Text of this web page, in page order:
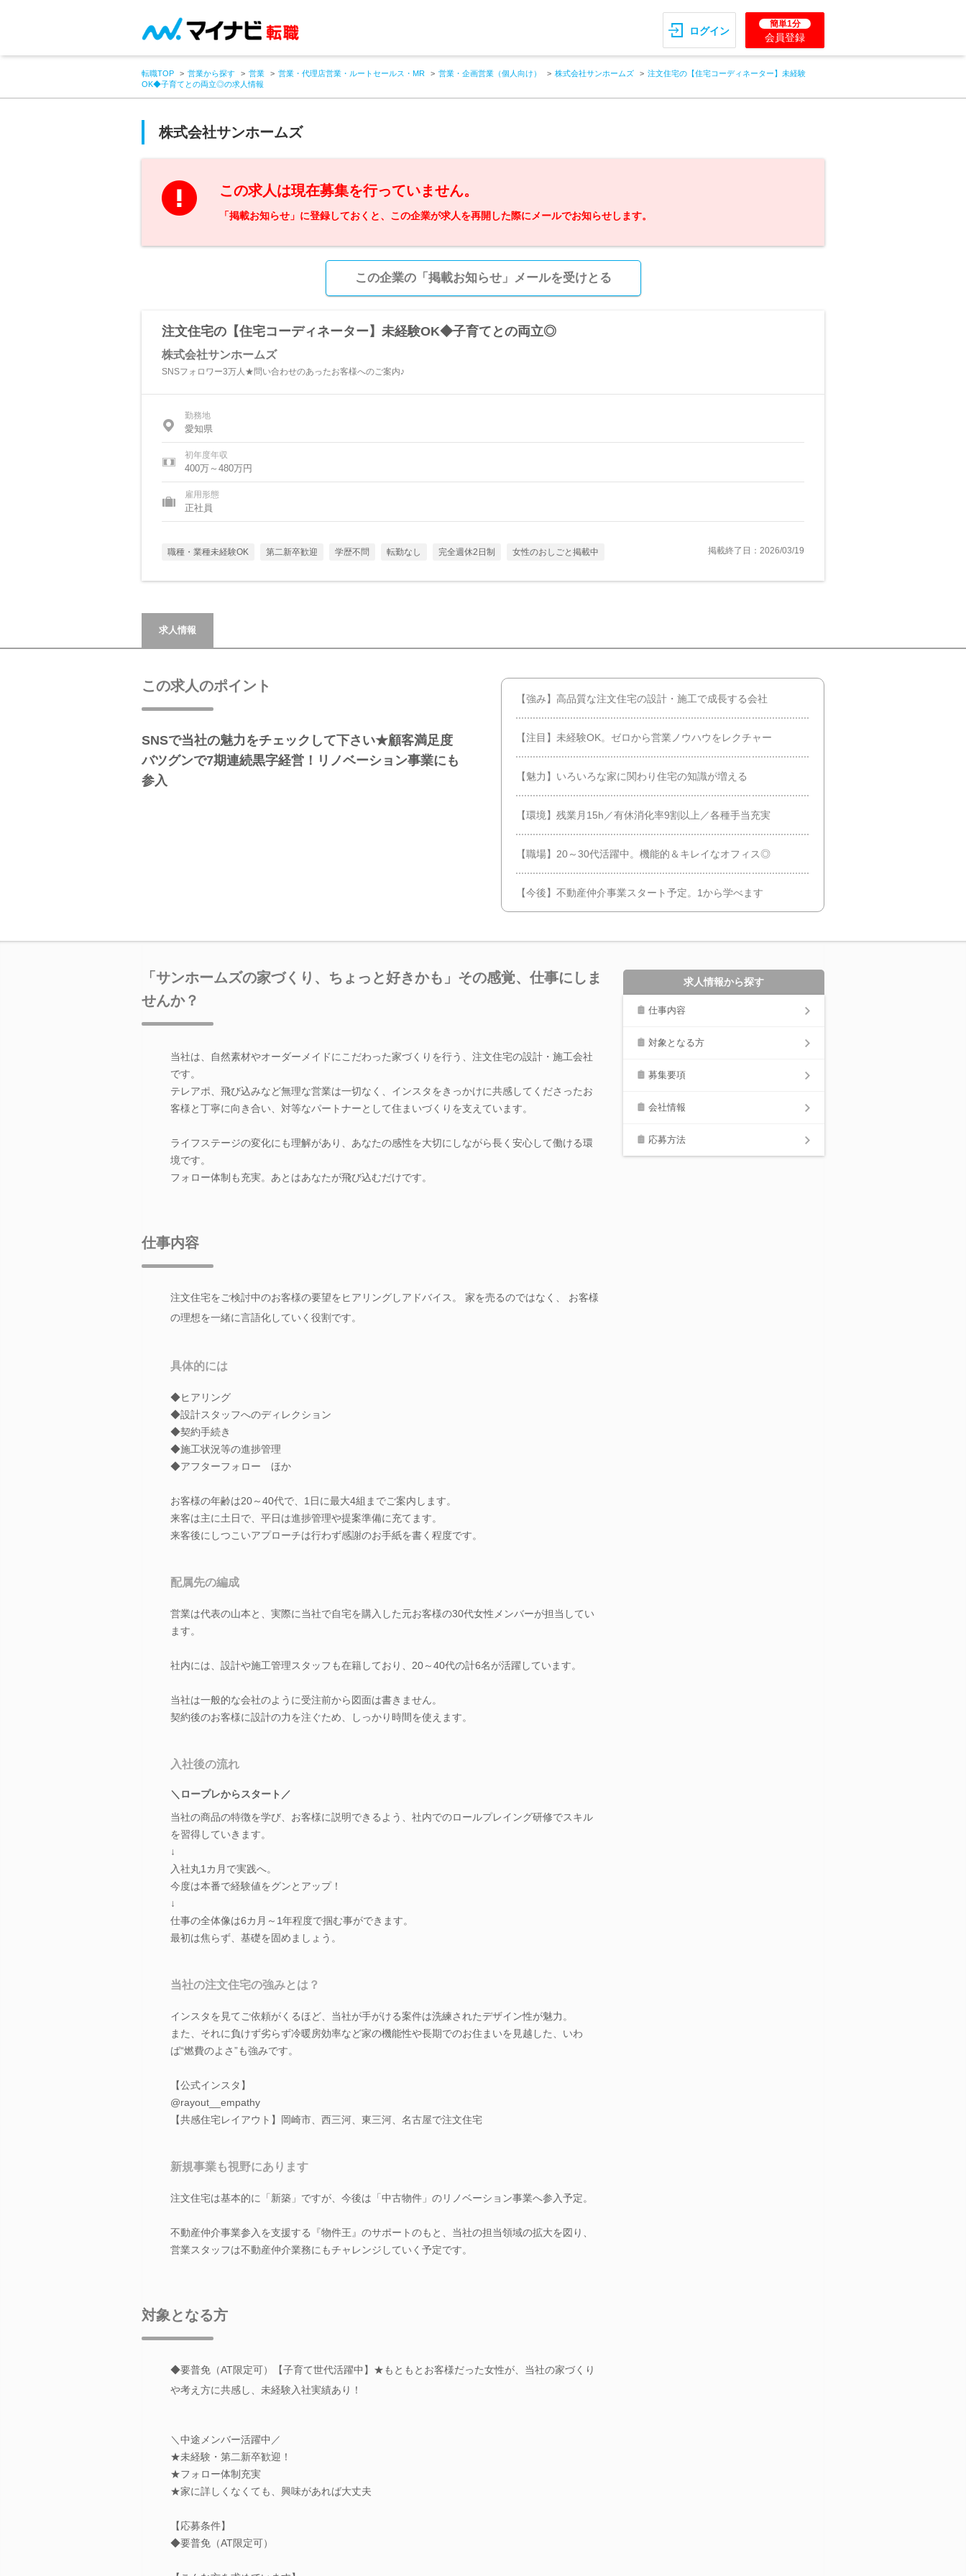
ログイン
簡単1分
会員登録
転職TOP 営業から探す 営業 営業・代理店営業・ルートセールス・MR 営業・企画営業（個人向け） 株式会社サンホームズ
注文住宅の【住宅コーディネーター】未経験
OK◆子育てとの両立◎の求人情報
株式会社サンホームズ
この求人は現在募集を行っていません。
「掲載お知らせ」に登録しておくと、この企業が求人を再開した際にメールでお知らせします。
この企業の「掲載お知らせ」メールを受けとる
注文住宅の【住宅コーディネーター】未経験OK◆子育てとの両立◎
株式会社サンホームズ
SNSフォロワー3万人★問い合わせのあったお客様へのご案内♪
勤務地
愛知県
初年度年収
400万～480万円
雇用形態
正社員
職種・業種未経験OK 第二新卒歓迎 学歴不問 転勤なし 完全週休2日制 女性のおしごと掲載中 掲載終了日：2026/03/19
求人情報
この求人のポイント
SNSで当社の魅力をチェックして下さい★顧客満足度
バツグンで7期連続黒字経営！リノベーション事業にも
参入
【強み】高品質な注文住宅の設計・施工で成長する会社
【注目】未経験OK。ゼロから営業ノウハウをレクチャー
【魅力】いろいろな家に関わり住宅の知識が増える
【環境】残業月15h／有休消化率9割以上／各種手当充実
【職場】20～30代活躍中。機能的＆キレイなオフィス◎
【今後】不動産仲介事業スタート予定。1から学べます
「サンホームズの家づくり、ちょっと好きかも」その感覚、仕事にしま
せんか？
当社は、自然素材やオーダーメイドにこだわった家づくりを行う、注文住宅の設計・施工会社
です。
テレアポ、飛び込みなど無理な営業は一切なく、インスタをきっかけに共感してくださったお
客様と丁寧に向き合い、対等なパートナーとして住まいづくりを支えています。
ライフステージの変化にも理解があり、あなたの感性を大切にしながら長く安心して働ける環
境です。
フォロー体制も充実。あとはあなたが飛び込むだけです。
仕事内容
注文住宅をご検討中のお客様の要望をヒアリングしアドバイス。 家を売るのではなく、 お客様
の理想を一緒に言語化していく役割です。
具体的には
◆ヒアリング
◆設計スタッフへのディレクション
◆契約手続き
◆施工状況等の進捗管理
◆アフターフォロー ほか
お客様の年齢は20～40代で、1日に最大4組までご案内します。
来客は主に土日で、平日は進捗管理や提案準備に充てます。
来客後にしつこいアプローチは行わず感謝のお手紙を書く程度です。
配属先の編成
営業は代表の山本と、実際に当社で自宅を購入した元お客様の30代女性メンバーが担当してい
ます。
社内には、設計や施工管理スタッフも在籍しており、20～40代の計6名が活躍しています。
当社は一般的な会社のように受注前から図面は書きません。
契約後のお客様に設計の力を注ぐため、しっかり時間を使えます。
入社後の流れ
＼ロープレからスタート／
当社の商品の特徴を学び、お客様に説明できるよう、社内でのロールプレイング研修でスキル
を習得していきます。
↓
入社丸1カ月で実践へ。
今度は本番で経験値をグンとアップ！
↓
仕事の全体像は6カ月～1年程度で掴む事ができます。
最初は焦らず、基礎を固めましょう。
当社の注文住宅の強みとは？
インスタを見てご依頼がくるほど、当社が手がける案件は洗練されたデザイン性が魅力。
また、それに負けず劣らず冷暖房効率など家の機能性や長期でのお住まいを見越した、いわ
ば“燃費のよさ”も強みです。
【公式インスタ】
@rayout__empathy
【共感住宅レイアウト】岡崎市、西三河、東三河、名古屋で注文住宅
新規事業も視野にあります
注文住宅は基本的に「新築」ですが、今後は「中古物件」のリノベーション事業へ参入予定。
不動産仲介事業参入を支援する『物件王』のサポートのもと、当社の担当領域の拡大を図り、
営業スタッフは不動産仲介業務にもチャレンジしていく予定です。
対象となる方
◆要普免（AT限定可）【子育て世代活躍中】★もともとお客様だった女性が、当社の家づくり
や考え方に共感し、未経験入社実績あり！
＼中途メンバー活躍中／
★未経験・第二新卒歓迎！
★フォロー体制充実
★家に詳しくなくても、興味があれば大丈夫
【応募条件】
◆要普免（AT限定可）
求人情報から探す
仕事内容
対象となる方
募集要項
会社情報
応募方法